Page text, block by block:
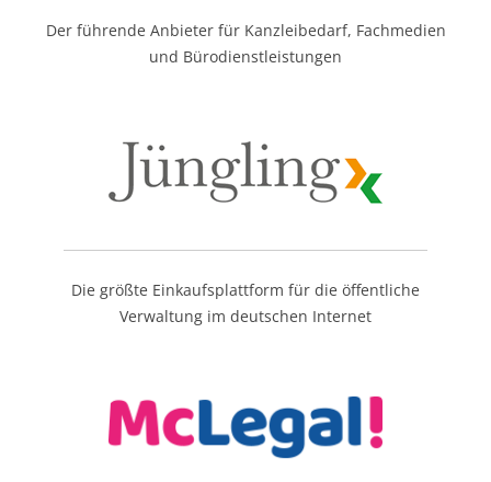
Der führende Anbieter für Kanzleibedarf, Fachmedien
und Bürodienstleistungen
Die größte Einkaufsplattform für die öffentliche
Verwaltung im deutschen Internet